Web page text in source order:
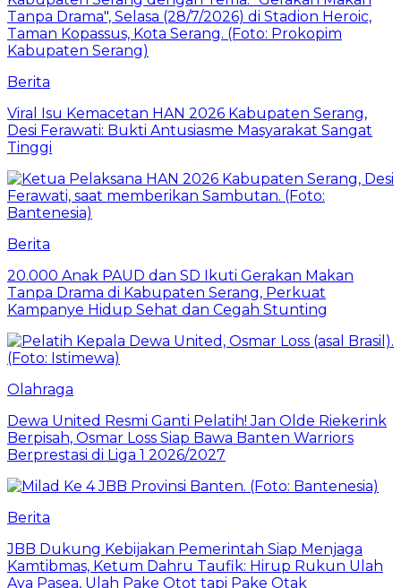
Berita
Viral Isu Kemacetan HAN 2026 Kabupaten Serang,
Desi Ferawati: Bukti Antusiasme Masyarakat Sangat
Tinggi
Berita
20.000 Anak PAUD dan SD Ikuti Gerakan Makan
Tanpa Drama di Kabupaten Serang, Perkuat
Kampanye Hidup Sehat dan Cegah Stunting
Olahraga
Dewa United Resmi Ganti Pelatih! Jan Olde Riekerink
Berpisah, Osmar Loss Siap Bawa Banten Warriors
Berprestasi di Liga 1 2026/2027
Berita
JBB Dukung Kebijakan Pemerintah Siap Menjaga
Kamtibmas, Ketum Dahru Taufik: Hirup Rukun Ulah
Aya Pasea, Ulah Pake Otot tapi Pake Otak